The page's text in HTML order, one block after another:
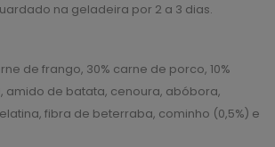
na geladeira por 2 a 3 dias.
de frango, 30% carne de porco, 10%
amido de batata, cenoura, abóbora,
fibra de beterraba, cominho (0,5%) e